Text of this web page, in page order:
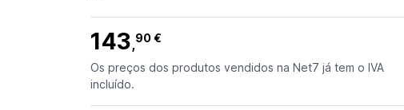
143,90 €
Os preços dos produtos vendidos na Net7 já tem o IVA
incluído.